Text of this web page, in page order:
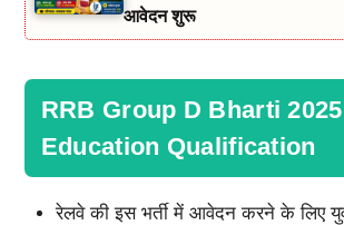
आवेदन शुरू
RRB Group D Bharti 2025
Education Qualification
रेलवे की इस भर्ती में आवेदन करने के लिए